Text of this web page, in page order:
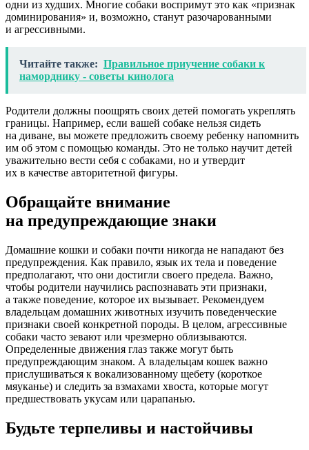
одни из худших. Многие собаки воспримут это как «признак
доминирования» и, возможно, станут разочарованными
и агрессивными.
Читайте также: Правильное приучение собаки к
наморднику - советы кинолога
Родители должны поощрять своих детей помогать укреплять
границы. Например, если вашей собаке нельзя сидеть
на диване, вы можете предложить своему ребенку напомнить
им об этом с помощью команды. Это не только научит детей
уважительно вести себя с собаками, но и утвердит
их в качестве авторитетной фигуры.
Обращайте внимание
на предупреждающие знаки
Домашние кошки и собаки почти никогда не нападают без
предупреждения. Как правило, язык их тела и поведение
предполагают, что они достигли своего предела. Важно,
чтобы родители научились распознавать эти признаки,
а также поведение, которое их вызывает. Рекомендуем
владельцам домашних животных изучить поведенческие
признаки своей конкретной породы. В целом, агрессивные
собаки часто зевают или чрезмерно облизываются.
Определенные движения глаз также могут быть
предупреждающим знаком. А владельцам кошек важно
прислушиваться к вокализованному щебету (короткое
мяуканье) и следить за взмахами хвоста, которые могут
предшествовать укусам или царапанью.
Будьте терпеливы и настойчивы